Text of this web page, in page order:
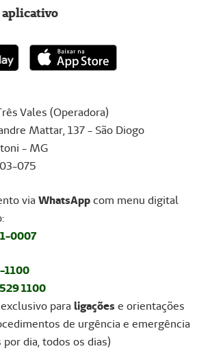
Vales (Operadora)
Mattar, 137 - São Diogo
- MG
075
via WhatsAppcom menu digital
0007
1100
1100
para ligaçõese orientações
de urgência e emergência
por dia, todos os dias)
aplicativo